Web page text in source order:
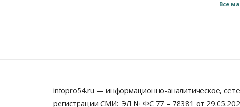
06
Все
infopro54.ru — информационно-аналитическое,
регистрации СМИ: ЭЛ № ФС 77 – 78381 от